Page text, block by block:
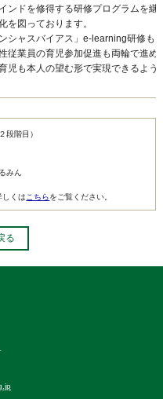
ンドを修得する研修プログラムを継
を図っております。
シャスバイアス」e-learning研修も
従業員の育児参加促進も両輪で進め
児も本人の望む形で実現できるよう
段階目）
みん
しくは こちらをご覧ください。
る